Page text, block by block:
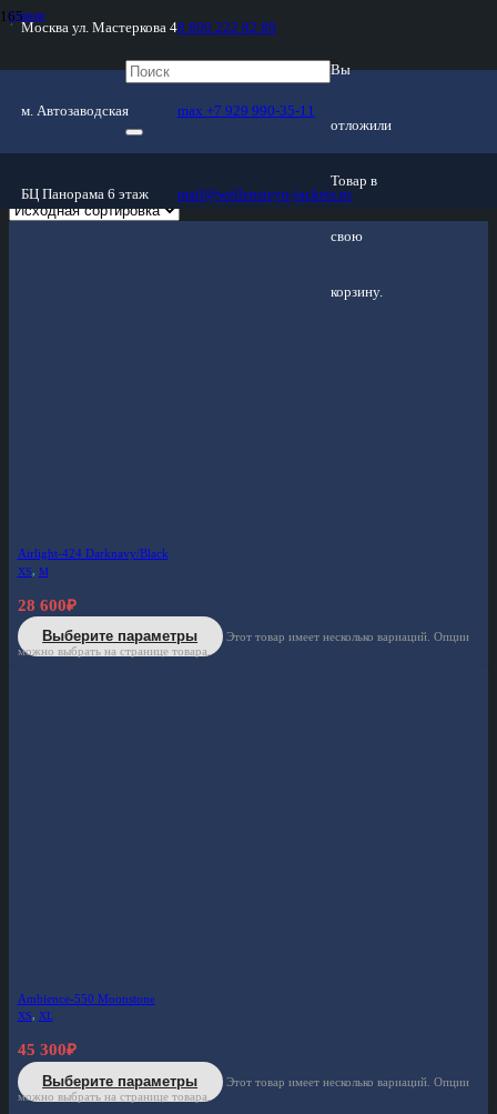
Москва ул. Мастеркова 4
м. Автозаводская
БЦ Панорама 6 этаж
8 800 222 82 89
max +7 929 990-35-11
mail@wellensteyn-jackets.ru
Вы
отложили
Товар в
свою
корзину.
Главная
/
Демисезон
Airlight-424 Darknavy/Black
XS, M
28 600₽
Выберите параметры
Этот товар имеет несколько вариаций. Опции
можно выбрать на странице товара.
Ambience-550 Moonstone
XS, XL
45 300₽
Выберите параметры
Этот товар имеет несколько вариаций. Опции
можно выбрать на странице товара.